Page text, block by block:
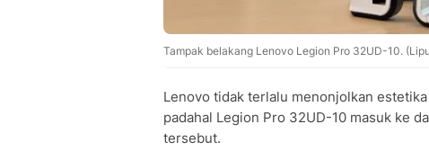
Tampak belakang Lenovo Legion Pro 32UD-10.
Lenovo tidak terlalu menonjolkan
padahal Legion Pro 32UD-10 masuk ke
tersebut.